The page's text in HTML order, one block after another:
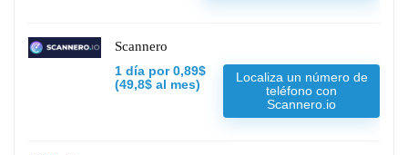
Scannero
1 día por 0,89$
(49,8$ al mes)
Localiza un número de
teléfono con
Scannero.io